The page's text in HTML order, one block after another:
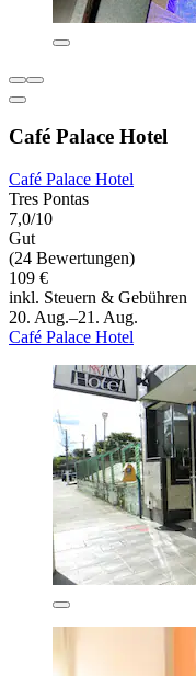
Café Palace Hotel
Café Palace Hotel
Tres Pontas
7,0/10
Gut
(24 Bewertungen)
109 €
inkl. Steuern & Gebühren
20. Aug.–21. Aug.
Café Palace Hotel